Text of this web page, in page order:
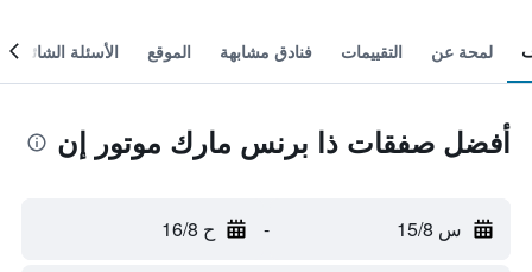
لمحة عن التقييمات فنادق مشابهة الموقع الأسئلة الشائعة
أفضل صفقات ذا برنس مارك موتور إن
س 15/8 - ح 16/8